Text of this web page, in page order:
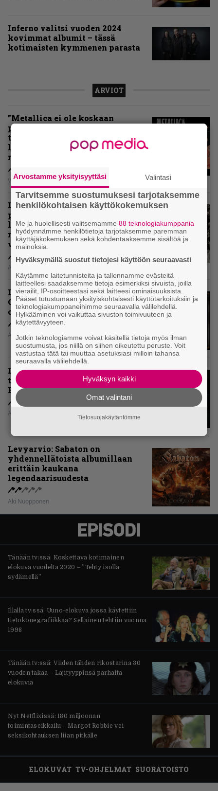
Inferno valitsi vuoden 2024
kovimmat albumit – tässä
kotimaisten kymmenen parasta
ARVIOT
”Metallica ei ole koskaan
pelännyt kehittyä ja muuttua” –
tarkistelussa 30 vuotta täyttävä
levy, joka jakaa fanien
mielipiteet
Vesa Siltanen
Levyarvio: Coronerin
paluualbumi 32 vuotta edellisen
levytyksen jälkeen ei voi
mitenkään täyttää odotuksia. Vai
voiko?
Aki Nuopponen
Levyarvio: Dirkschneider & The
Old Gang -albumista ei aina tiedä,
onko se tosissaan tehty vai ei
Aki Nuopponen
Levyarvio: Onko Steelbound jo
täydellisintä mahdollista Battle
Beastia?
Aki Nuopponen
Levyarvio: Sabaton on
yhdennellätoista albumillaan
erittäin kaukana
legendaarisuudesta
Aki Nuopponen
Tänään tv:ssä: Koskettava kotimainen
elokuva vuodelta 2020 – ”Tehty isolla
sydämellä”
Illalla tv:ssä: Uuno-elokuva jossa käytettiin
tietokonegrafiikkaa? Sellainen tehtiin vuonna
1998
Tänään tv:ssä: Viiden tähden rikostarina 30
vuoden takaa – Lajityyppinsä parhaita
elokuvia
Nyt Netflixissä: 180 miljoonan
toimintaseikkailu – Margot Robbie vei
seksikohtauksen liian pitkälle
ELOKUVAT TV-OHJELMAT SUORATOISTO
Arvostamme yksityisyyttäsi Valintasi
Tarvitsemme suostumuksesi tarjotaksemme
henkilökohtaisen käyttökokemuksen
Me ja huolellisesti valitsemamme88 teknologiakumppania
hyödynnämme henkilötietoja tarjotaksemme paremman
käyttäjäkokemuksen sekä kohdentaaksemme sisältöä ja
mainoksia.
Hyväksymällä suostut tietojesi käyttöön seuraavasti
Käytämme laitetunnisteita ja tallennamme evästeitä
laitteellesi saadaksemme tietoja esimerkiksi sivuista, joilla
vierailit, IP-osoitteestasi sekä laitteesi ominaisuuksista.
Pääset tutustumaan yksityiskohtaisesti käyttötarkoituksiin ja
teknologiakumppaneihimme seuraavalla välilehdellä.
Hylkääminen voi vaikuttaa sivuston toimivuuteen ja
käytettävyyteen.
Jotkin teknologiamme voivat käsitellä tietoja myös ilman
suostumusta, jos niillä on siihen oikeutettu peruste. Voit
vastustaa tätä tai muuttaa asetuksiasi milloin tahansa
seuraavalla välilehdellä.
Hyväksyn kaikki
Omat valintani
Tietosuojakäytäntömme